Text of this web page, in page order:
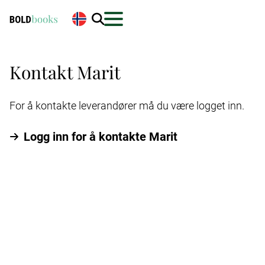
Kontakt Marit
For å kontakte leverandører må du være logget inn.
Logg inn for å kontakte Marit